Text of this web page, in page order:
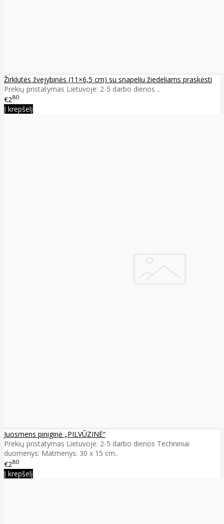
Žirklutės žvejybinės (11×6,5 cm) su snapeliu žiedeliams praskėsti
Prekių pristatymas Lietuvoje: 2-5 darbo dienos ..
€280
Į krepšelį
Juosmens piniginė „PILVŪZINĖ“
Prekių pristatymas Lietuvoje: 2-5 darbo dienos Techniniai
duomenys: Matmenys: 30 x 15 cm..
€280
Į krepšelį